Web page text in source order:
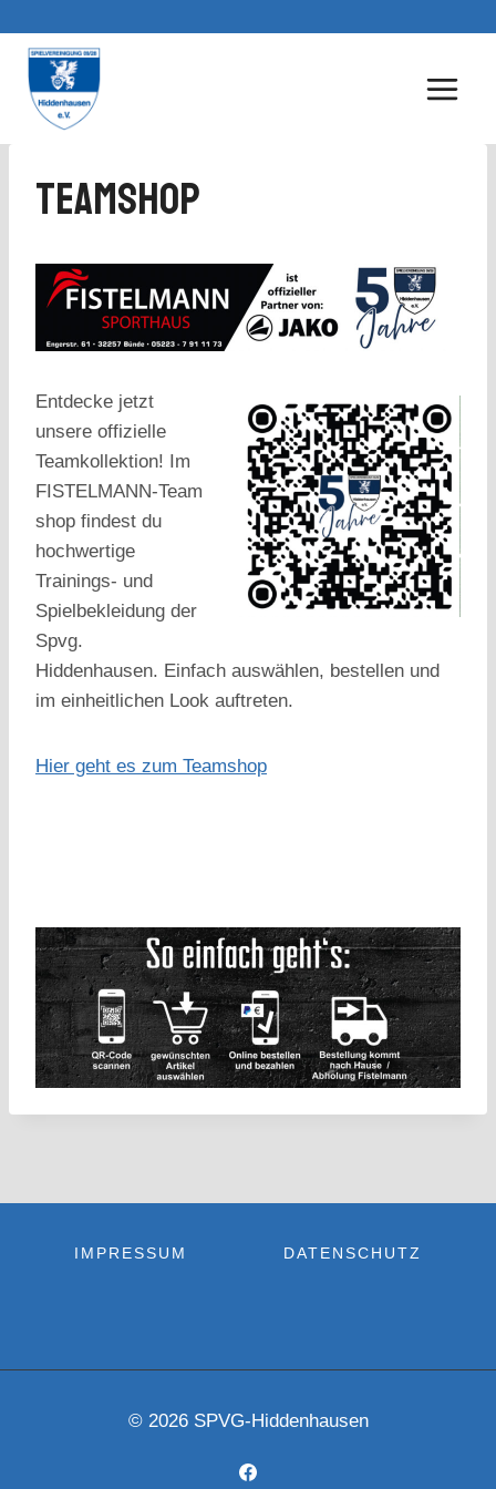
Inhalt
springen
Teamshop
Entdecke jetzt
unsere offizielle
Teamkollektion! Im
FISTELMANN‑Team
shop findest du
hochwertige
Trainings‑ und
Spielbekleidung der
Spvg.
Hiddenhausen. Einfach auswählen, bestellen und
im einheitlichen Look auftreten.
Hier geht es zum Teamshop
IMPRESSUM DATENSCHUTZ
© 2026 SPVG-Hiddenhausen